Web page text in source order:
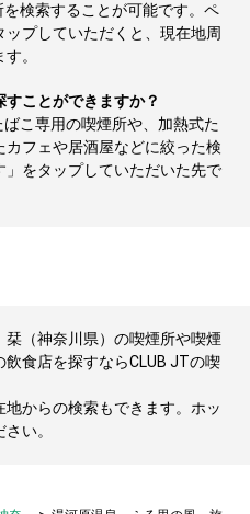
検索することが可能です。ペ
プしていただくと、現在地周
。
ことができますか？
こ専用の喫煙所や、加熱式た
フェや居酒屋などに絞った検
をタップしていただいた先で
神奈川県）の喫煙所や喫煙
食店を探すならCLUB JTの喫
からの検索もできます。ホッ
い。